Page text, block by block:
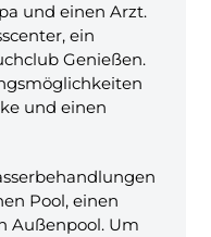
und einen Arzt.
ein
Genießen.
und einen
Pool, einen
Außenpool. Um